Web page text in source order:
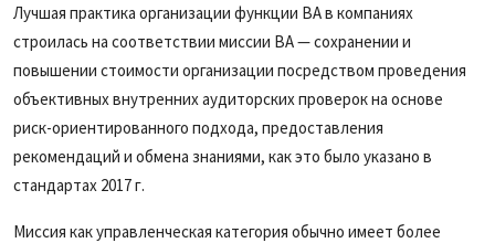
Лучшая практика организации функции ВА в компаниях
строилась на соответствии миссии ВА — сохранении и
повышении стоимости организации посредством проведения
объективных внутренних аудиторских проверок на основе
риск-ориентированного подхода, предоставления
рекомендаций и обмена знаниями, как это было указано в
стандартах 2017 г.
Миссия как управленческая категория обычно имеет более